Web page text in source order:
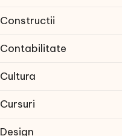
Constructii
Contabilitate
Cultura
Cursuri
Design